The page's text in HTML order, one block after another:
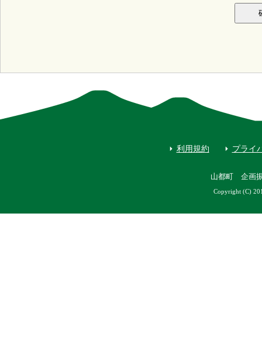
利用規約 プライ
山都町 企画
Copyright (C)